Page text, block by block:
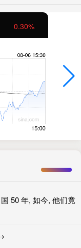
0.30%
50 年, 如今, 他们竟